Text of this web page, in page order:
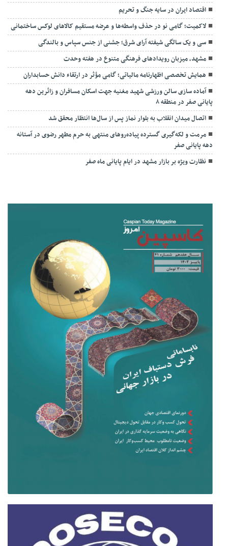
اقتصاد ایران در سایه جنگ و تحریم
لاکمیت؛ گامی نو در حذف واسطه‌ها و عرضه مستقیم کالاهای لوکس ساختمانی
سی و یک سالگی شیفته آرای شرق؛ جشنی از جنس سپاس و بالندگی
مشهد، میزبان رویدادهای فرهنگی متنوع در هفته وحدت
همایش تخصصی اظهارنامه مالیاتی؛ گامی مؤثر در ارتقاء دانش حسابداران
آماده سازی سالن ورزشی شهید مغنیه جهت اسکان مسافران و زائرین دهه
پایانی صفر در منطقه ۸
اتصال میدان انقلاب به بلوار نماز پس از سال‌ها انتظار محقق شد
مرمت و لکه‌گیری گسترده پیاده‌روهای منتهی به حرم مطهر رضوی در آستانه
دهه پایانی صفر
نظارت ویژه بر بازار مشهد در ایام پایانی ماه صفر